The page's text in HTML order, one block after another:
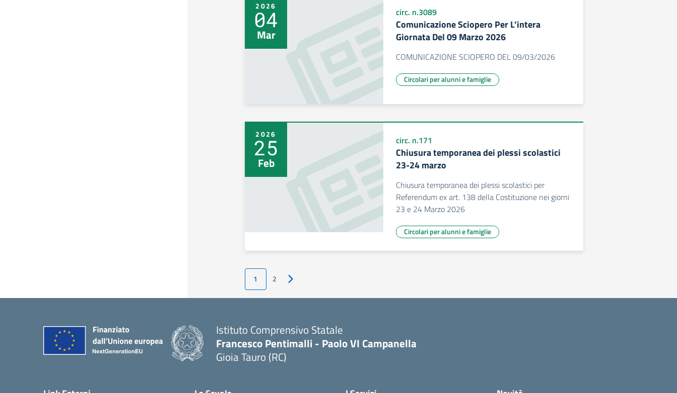
2026
04
Mar
circ. n.3089
Comunicazione Sciopero Per L’intera
Giornata Del 09 Marzo 2026
COMUNICAZIONE SCIOPERO DEL 09/03/2026
Circolari per alunni e famiglie
2026
25
Feb
circ. n.171
Chiusura temporanea dei plessi scolastici
23-24 marzo
Chiusura temporanea dei plessi scolastici per
Referendum ex art. 138 della Costituzione nei giorni
23 e 24 Marzo 2026
Circolari per alunni e famiglie
1 2 Pagina successiva
Istituto Comprensivo Statale
Francesco Pentimalli - Paolo VI Campanella
Gioia Tauro (RC)